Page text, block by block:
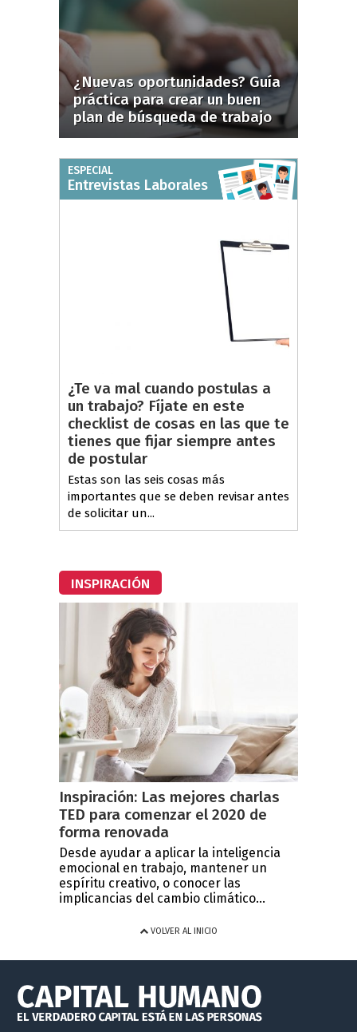
¿Nuevas oportunidades? Guía
práctica para crear un buen
plan de búsqueda de trabajo
ESPECIAL
Entrevistas Laborales
¿Te va mal cuando postulas a
un trabajo? Fíjate en este
checklist de cosas en las que te
tienes que fijar siempre antes
de postular
Estas son las seis cosas más
importantes que se deben revisar antes
de solicitar un...
INSPIRACIÓN
Inspiración: Las mejores charlas
TED para comenzar el 2020 de
forma renovada
Desde ayudar a aplicar la inteligencia
emocional en trabajo, mantener un
espíritu creativo, o conocer las
implicancias del cambio climático...
VOLVER AL INICIO